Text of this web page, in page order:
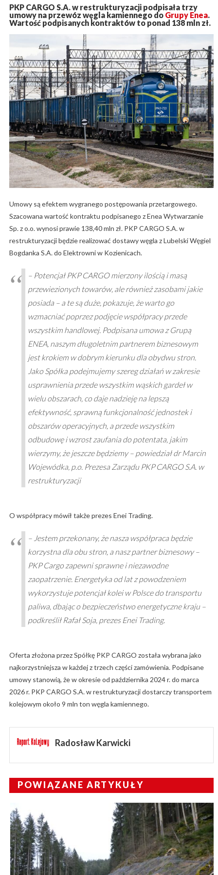
PKP CARGO S.A. w restrukturyzacji podpisała trzy
umowy na przewóz węgla kamiennego do Grupy Enea.
Wartość podpisanych kontraktów to ponad 138 mln zł.
Umowy są efektem wygranego postępowania przetargowego.
Szacowana wartość kontraktu podpisanego z Enea Wytwarzanie
Sp. z o.o. wynosi prawie 138,40 mln zł. PKP CARGO S.A. w
restrukturyzacji będzie realizować dostawy węgla z Lubelski Węgiel
Bogdanka S.A. do Elektrowni w Kozienicach.
– Potencjał PKP CARGO mierzony ilością i masą
przewiezionych towarów, ale również zasobami jakie
posiada – a te są duże, pokazuje, że warto go
wzmacniać poprzez podjęcie współpracy przede
wszystkim handlowej. Podpisana umowa z Grupą
ENEA, naszym długoletnim partnerem biznesowym
jest krokiem w dobrym kierunku dla obydwu stron.
Jako Spółka podejmujemy szereg działań w zakresie
usprawnienia przede wszystkim wąskich gardeł w
wielu obszarach, co daje nadzieję na lepszą
efektywność, sprawną funkcjonalność jednostek i
obszarów operacyjnych, a przede wszystkim
odbudowę i wzrost zaufania do potentata, jakim
wierzymy, że jeszcze będziemy – powiedział dr Marcin
Wojewódka, p.o. Prezesa Zarządu PKP CARGO S.A. w
restrukturyzacji
O współpracy mówił także prezes Enei Trading.
– Jestem przekonany, że nasza współpraca będzie
korzystna dla obu stron, a nasz partner biznesowy –
PKP Cargo zapewni sprawne i niezawodne
zaopatrzenie. Energetyka od lat z powodzeniem
wykorzystuje potencjał kolei w Polsce do transportu
paliwa, dbając o bezpieczeństwo energetyczne kraju –
podkreślił Rafał Soja, prezes Enei Trading.
Oferta złożona przez Spółkę PKP CARGO została wybrana jako
najkorzystniejsza w każdej z trzech części zamówienia. Podpisane
umowy stanowią, że w okresie od października 2024 r. do marca
2026 r. PKP CARGO S.A. w restrukturyzacji dostarczy transportem
kolejowym około 9 mln ton węgla kamiennego.
Radosław Karwicki
POWIĄZANE ARTYKUŁY